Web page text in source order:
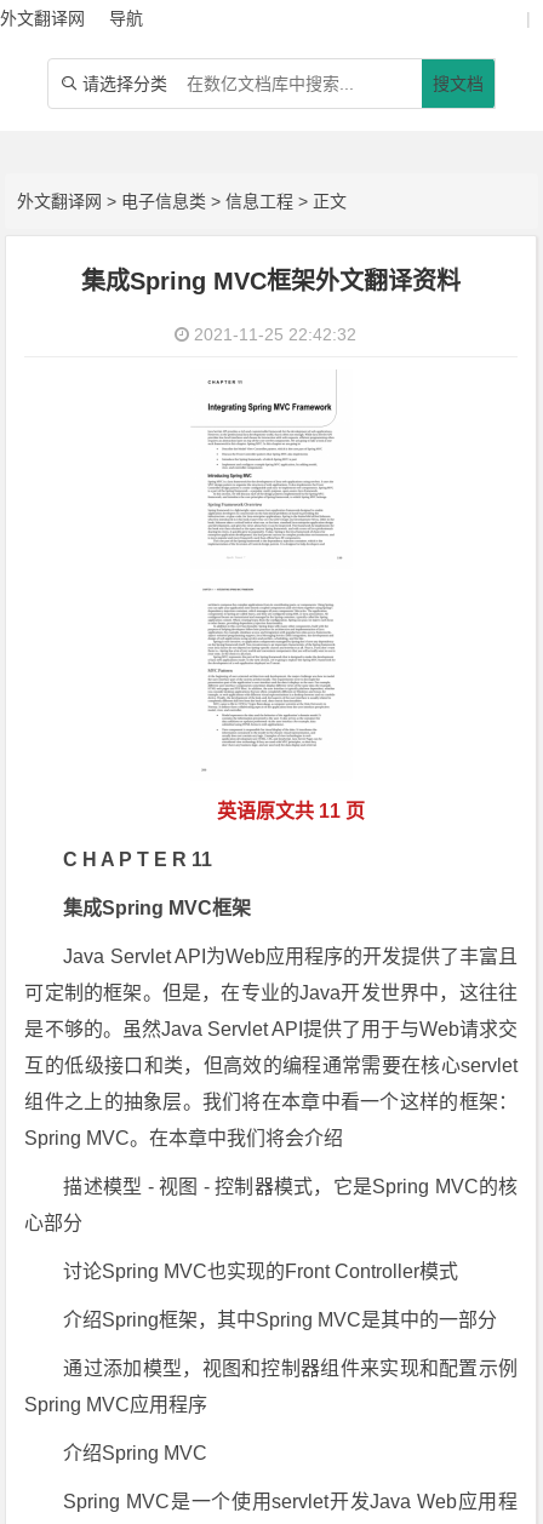
外文翻译网 导航 |
 请选择分类 搜文档
外文翻译网 > 电子信息类 >信息工程 > 正文
集成Spring MVC框架外文翻译资料
2021-11-25 22:42:32
英语原文共 11 页
C H A P T E R 11
集成Spring MVC框架
Java Servlet API为Web应用程序的开发提供了丰富且
可定制的框架。但是，在专业的Java开发世界中，这往往
是不够的。虽然Java Servlet API提供了用于与Web请求交
互的低级接口和类，但高效的编程通常需要在核心servlet
组件之上的抽象层。我们将在本章中看一个这样的框架：
Spring MVC。在本章中我们将会介绍
描述模型 - 视图 - 控制器模式，它是Spring MVC的核
心部分
讨论Spring MVC也实现的Front Controller模式
介绍Spring框架，其中Spring MVC是其中的一部分
通过添加模型，视图和控制器组件来实现和配置示例
Spring MVC应用程序
介绍Spring MVC
Spring MVC是一个使用servlet开发Java Web应用程